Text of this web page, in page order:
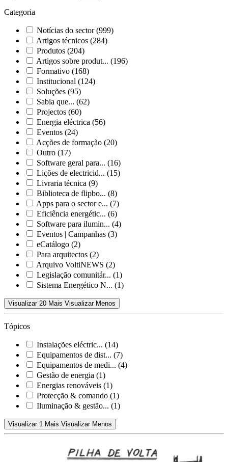
Categoria
Notícias do sector (999)
Artigos técnicos (284)
Produtos (204)
Artigos sobre produt... (196)
Formativo (168)
Institucional (124)
Soluções (95)
Sabia que... (62)
Projectos (60)
Energia eléctrica (56)
Eventos (24)
Acções de formação (20)
Outro (17)
Software geral para... (16)
Lições de electricid... (15)
Livraria técnica (9)
Biblioteca de flipbo... (8)
Apps para o sector e... (7)
Eficiência energétic... (6)
Software para ilumin... (4)
Eventos | Campanhas (3)
eCatálogo (2)
Para arquitectos (2)
Arquivo VoltiNEWS (2)
Legislação comunitár... (1)
Sistema Energético N... (1)
Visualizar 20 Mais Visualizar Menos
Tópicos
Instalações eléctric... (14)
Equipamentos de dist... (7)
Equipamentos de medi... (4)
Gestão de energia (1)
Energias renováveis (1)
Protecção & comando (1)
Iluminação & gestão... (1)
Visualizar 1 Mais Visualizar Menos